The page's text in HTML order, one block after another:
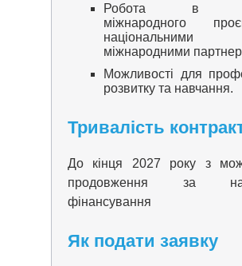
Робота в
міжнародного
міжнародними
Можливості для
розвитку та навчання.
Тривалість
До кінця 2027 року з
продовження за
фінансування
Як подати заявку